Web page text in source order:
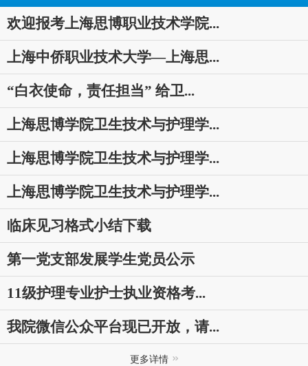
欢迎报考上海思博职业技术学院...
上海中侨职业技术大学—上海思...
“白衣使命，责任担当” 给卫...
上海思博学院卫生技术与护理学...
上海思博学院卫生技术与护理学...
上海思博学院卫生技术与护理学...
临床见习格式小结下载
第一党支部发展学生党员公示
11级护理专业护士执业资格考...
我院微信公众平台现已开放，请...
更多详情